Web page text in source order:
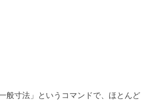
般寸法」というコマンドで、ほとんど